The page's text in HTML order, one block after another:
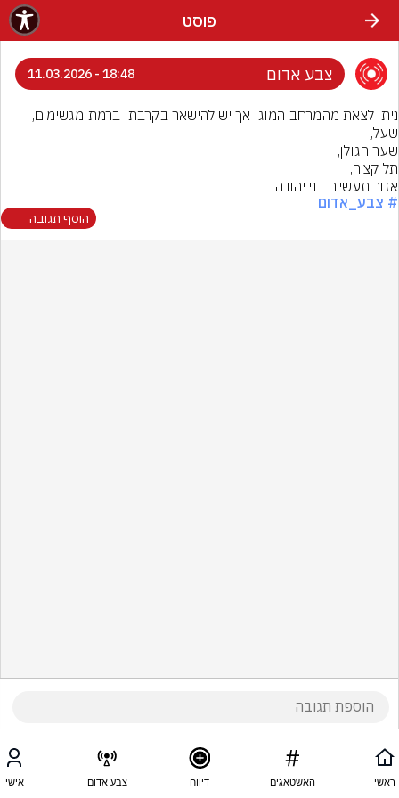
פוסט
צבע אדום 18:48 - 11.03.2026
אזור תעשייה בני יהודה
# צבע_אדום
הוסף תגובה
ראשי האשטאגים דיווח צבע אדום אישי